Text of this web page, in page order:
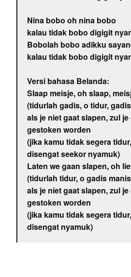
Nina bobo oh nina bobo
kalau tidak bobo digigit
Bobolah bobo adikku
kalau tidak bobo digigit
Versi bahasa Belanda:
Slaap meisje, oh slaap,
(tidurlah gadis, o tidur,
als je niet gaat slapen, zul
gestoken worden
(jika kamu tidak segera
disengat seekor nyamuk)
Laten we gaan slapen, oh
(tidurlah tidur, o gadis
als je niet gaat slapen, zul
gestoken worden
(jika kamu tidak segera
disengat nyamuk)